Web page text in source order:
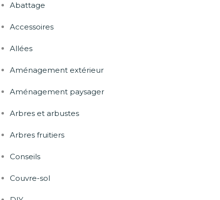
Abattage
Accessoires
Allées
Aménagement extérieur
Aménagement paysager
Arbres et arbustes
Arbres fruitiers
Conseils
Couvre-sol